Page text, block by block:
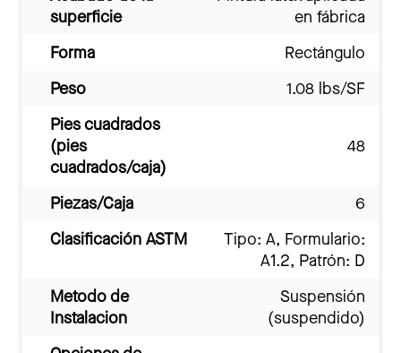
superficie
en fábrica
Forma
Rectángulo
Peso
1.08 lbs/SF
Pies cuadrados
(pies
cuadrados/caja)
48
Piezas/Caja
6
Clasificación ASTM
Tipo: A, Formulario:
A1.2, Patrón: D
Metodo de
Instalacion
Suspensión
(suspendido)